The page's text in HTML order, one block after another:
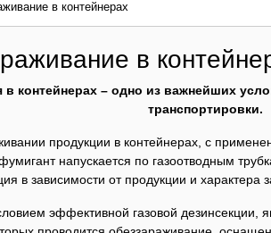
в контейнерах
в
в контейнерах – одно из важнейших
транспортировки.
продукции в контейнерах, с
напускается по газоотводным
в зависимости от продукции и характера
эффективной газовой дезинсекции,